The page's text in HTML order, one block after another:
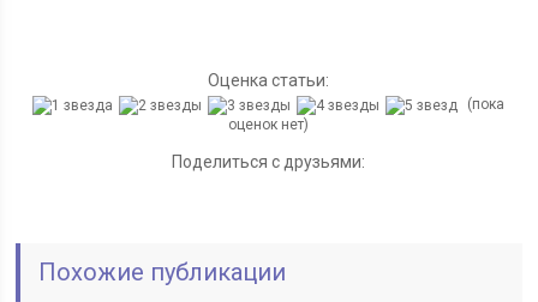
Оценка статьи:
(пока
оценок нет)
Поделиться с друзьями:
Похожие публикации